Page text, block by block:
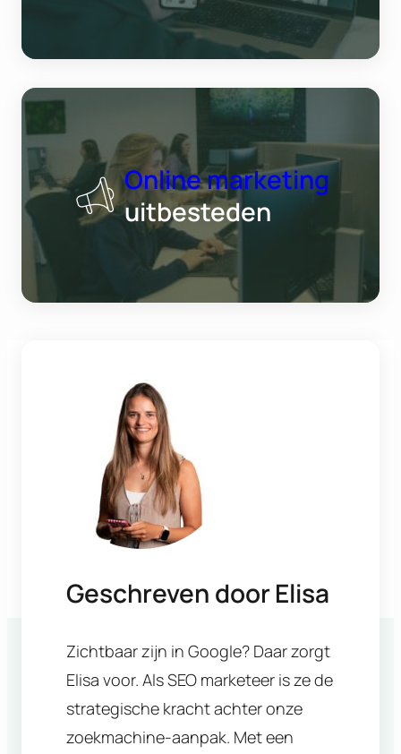
Online marketing
uitbesteden
Geschreven doorElisa
Zichtbaar zijn in Google? Daar zorgt
Elisa voor. Als SEO marketeer is ze de
strategische kracht achter onze
zoekmachine-aanpak. Met een